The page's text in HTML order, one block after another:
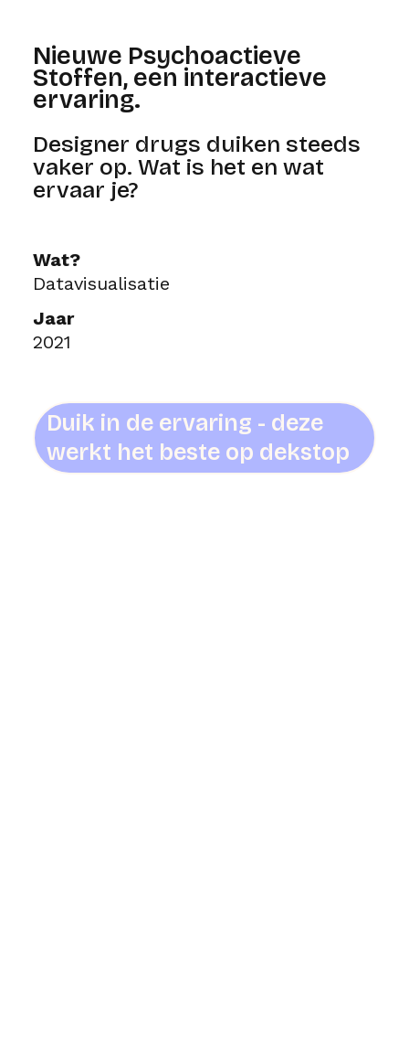
Nieuwe Psychoactieve
Stoffen, een interactieve
ervaring.
Designer drugs duiken steeds
vaker op. Wat is het en wat
ervaar je?
Wat?
Datavisualisatie
Jaar
2021
Duik in de ervaring - deze
werkt het beste op dekstop